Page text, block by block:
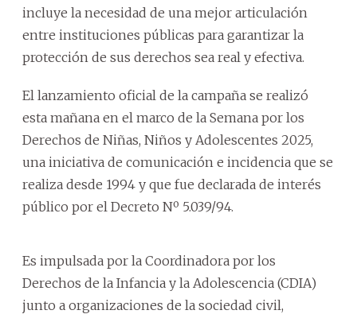
incluye la necesidad de una mejor articulación
entre instituciones públicas para garantizar la
protección de sus derechos sea real y efectiva.
El lanzamiento oficial de la campaña se realizó
esta mañana en el marco de la Semana por los
Derechos de Niñas, Niños y Adolescentes 2025,
una iniciativa de comunicación e incidencia que se
realiza desde 1994 y que fue declarada de interés
público por el Decreto Nº 5.039/94.
Es impulsada por la Coordinadora por los
Derechos de la Infancia y la Adolescencia (CDIA)
junto a organizaciones de la sociedad civil,